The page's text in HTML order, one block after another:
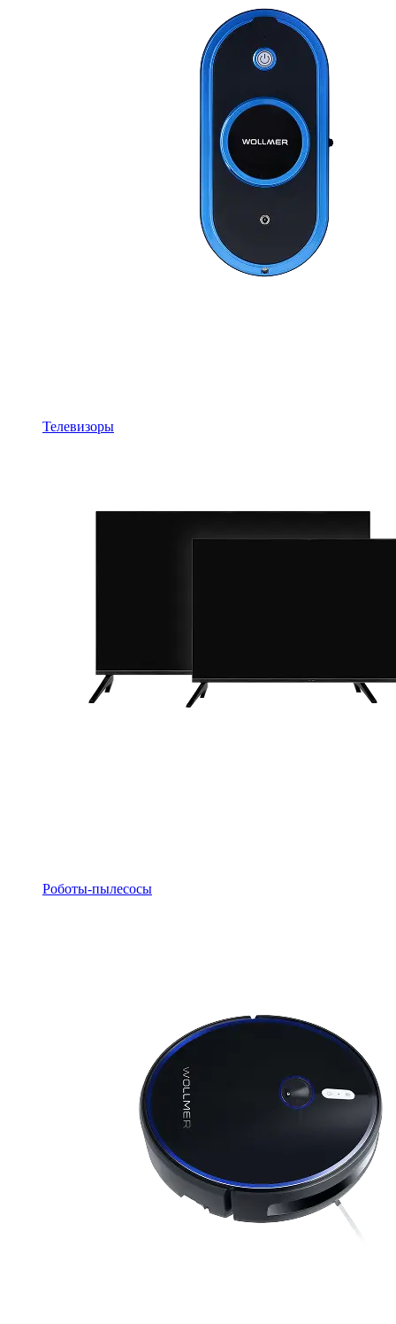
Телевизоры
Роботы-пылесосы